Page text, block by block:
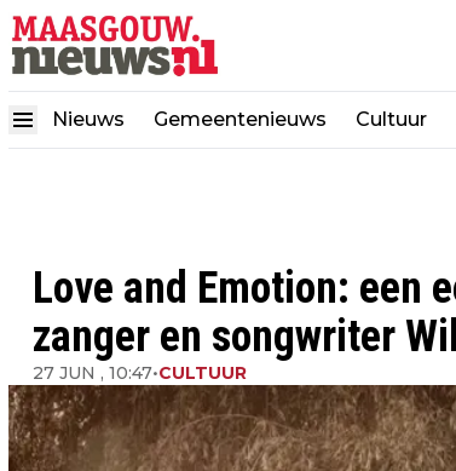
Nieuws Gemeentenieuws Cultuur
Love and Emotion: een
zanger en songwriter
27 JUN , 10:47•CULTUUR